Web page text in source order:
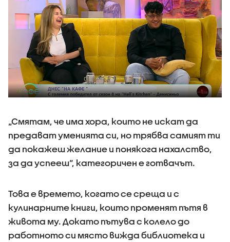
„Смятам, че има хора, които не искат да
предават уменията си, но трябва самият ти
да покажеш желание и понякога нахалство,
за да успееш“, категоричен е готвачът.
Това е времето, когато се среща и с
кулинарните книги, които променят пътя в
живота му. Докато пътува с колело до
работното си място вижда библиотека и